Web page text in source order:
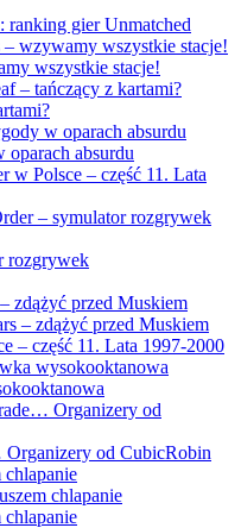
ranking gier Unmatched
wzywamy wszystkie stacje!
wszystkie stacje!
– tańczący z kartami?
w oparach absurdu
absurdu
w Polsce – część 11. Lata
– symulator rozgrywek
rozgrywek
zdążyć przed Muskiem
– zdążyć przed Muskiem
– część 11. Lata 1997-2000
wysokooktanowa
Organizery od
od CubicRobin
chlapanie
chlapanie
chlapanie